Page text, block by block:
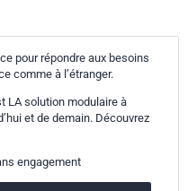
pour répondre aux besoins
comme à l’étranger.
LA solution modulaire à
et de demain. Découvrez
engagement